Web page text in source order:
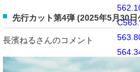
先行カット第4弾 (2025年5月30日
長濱ねるさんのコメント